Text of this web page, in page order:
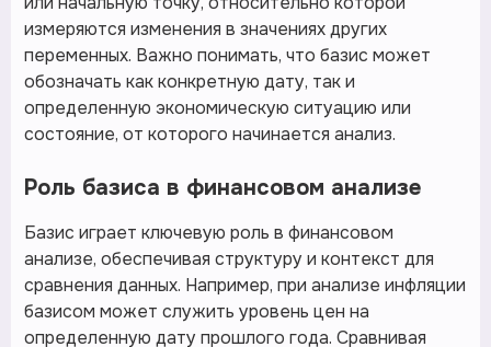
измеряются изменения в значениях других
переменных. Важно понимать, что базис может
обозначать как конкретную дату, так и
определенную экономическую ситуацию или
состояние, от которого начинается анализ.
Роль базиса в финансовом анализе
Базис играет ключевую роль в финансовом
анализе, обеспечивая структуру и контекст для
сравнения данных. Например, при анализе инфляции
базисом может служить уровень цен на
определенную дату прошлого года. Сравнивая